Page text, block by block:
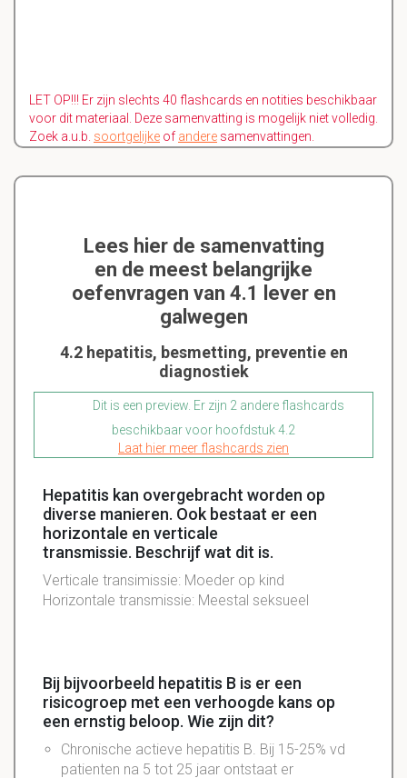
LET OP!!! Er zijn slechts 40 flashcards en notities beschikbaar
voor dit materiaal. Deze samenvatting is mogelijk niet volledig.
Zoek a.u.b. soortgelijke of andere samenvattingen.
Lees hier de samenvatting
en de meest belangrijke
oefenvragen van 4.1 lever en
galwegen
4.2 hepatitis, besmetting, preventie en
diagnostiek
Dit is een preview. Er zijn 2 andere flashcards
beschikbaar voor hoofdstuk 4.2
Laat hier meer flashcards zien
Hepatitis kan overgebracht worden op
diverse manieren. Ook bestaat er een
horizontale en verticale
transmissie. Beschrijf wat dit is.
Verticale transimissie: Moeder op kind
Horizontale transmissie: Meestal seksueel
Bij bijvoorbeeld hepatitis B is er een
risicogroep met een verhoogde kans op
een ernstig beloop. Wie zijn dit?
Chronische actieve hepatitis B. Bij 15-25% vd
patienten na 5 tot 25 jaar ontstaat er